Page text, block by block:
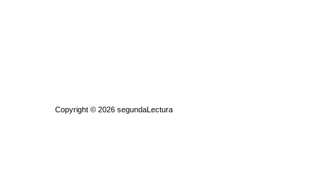
Copyright © 2026 segundaLectura